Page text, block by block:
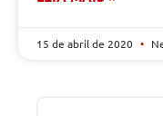
15 de abril de 2020